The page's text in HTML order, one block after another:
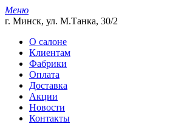
Меню
г. Минск, ул. М.Танка, 30/2
О салоне
Клиентам
Фабрики
Оплата
Доставка
Акции
Новости
Контакты